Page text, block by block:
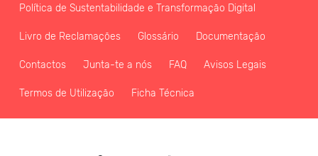
Política de Sustentabilidade e Transformação Digital
Livro de Reclamações Glossário Documentação
Contactos Junta-te a nós FAQ Avisos Legais
Termos de Utilização Ficha Técnica